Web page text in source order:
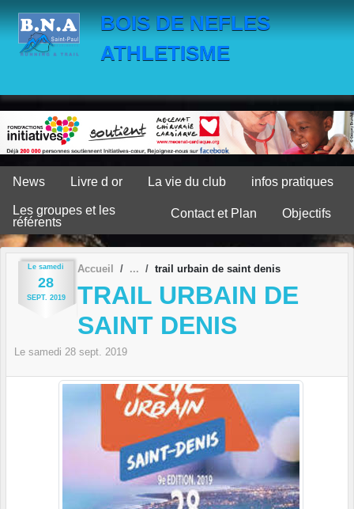
BOIS DE NEFLES
ATHLETISME
News Livre d or La vie du club infos pratiques
Les groupes et les
référents
Contact et Plan Objectifs
Le samedi
28
SEPT. 2019
Accueil trail urbain de saint denis
TRAIL URBAIN DE
SAINT DENIS
Le samedi 28 sept. 2019